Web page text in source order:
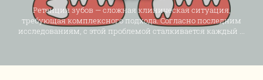
Ретенция зубов — сложная клиническая ситуация,
требующая комплексного подхода. Согласно последним
исследованиям, с этой проблемой сталкивается каждый ...